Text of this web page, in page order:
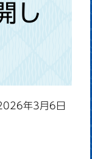
し
年3月6日